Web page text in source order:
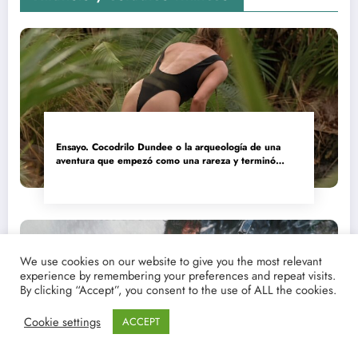
Ensayo. Cocodrilo Dundee o la arqueología de una
aventura que empezó como una rareza y terminó
Ver y descargar. Rambo II: El héroe que Hollywood
We use cookies on our website to give you the most relevant
experience by remembering your preferences and repeat visits.
By clicking “Accept”, you consent to the use of ALL the cookies.
Cookie settings
ACCEPT